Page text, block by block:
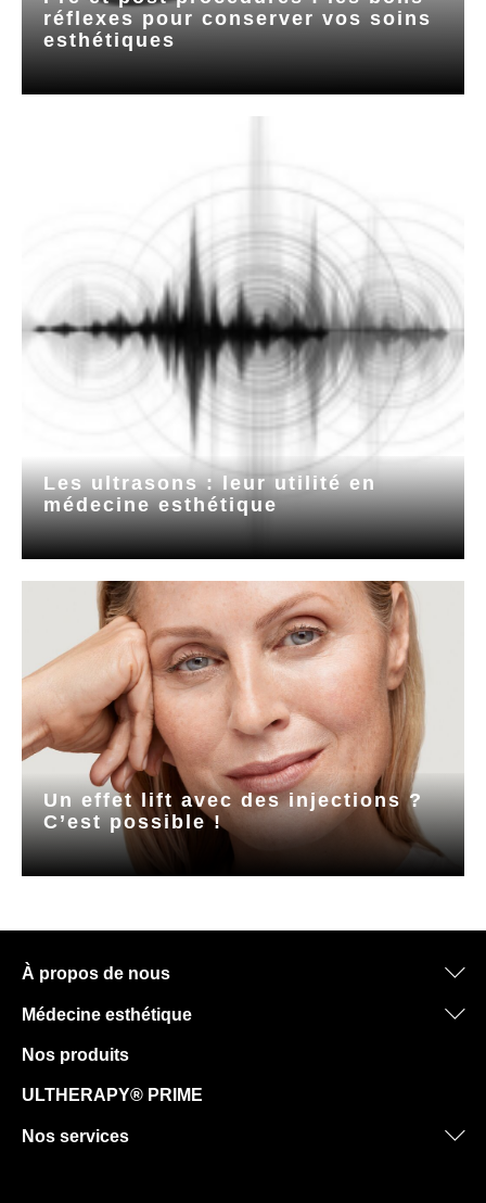
réflexes pour conserver vos soins
esthétiques
Les ultrasons : leur utilité en
médecine esthétique
Un effet lift avec des injections ?
C’est possible !
À propos de nous
Médecine esthétique
Nos produits
ULTHERAPY® PRIME
Nos services